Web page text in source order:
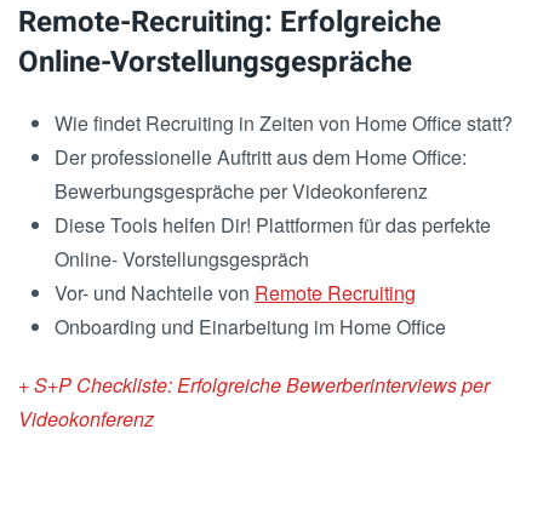
Remote-Recruiting: Erfolgreiche
Online-Vorstellungsgespräche
Wie findet Recruiting in Zeiten von Home Office statt?
Der professionelle Auftritt aus dem Home Office:
Bewerbungsgespräche per Videokonferenz
Diese Tools helfen Dir! Plattformen für das perfekte
Online- Vorstellungsgespräch
Vor- und Nachteile von Remote Recruiting
Onboarding und Einarbeitung im Home Office
+ S+P Checkliste: Erfolgreiche Bewerberinterviews per
Videokonferenz